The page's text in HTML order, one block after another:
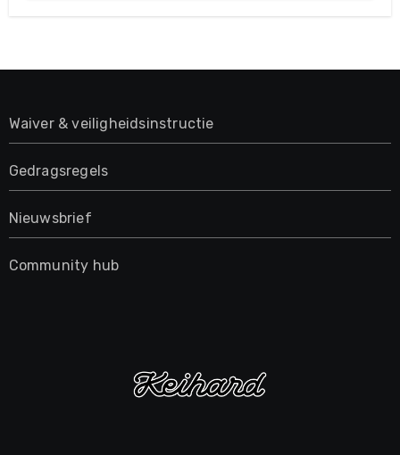
Waiver & veiligheidsinstructie
Gedragsregels
Nieuwsbrief
Community hub